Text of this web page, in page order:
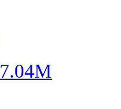
7.04M